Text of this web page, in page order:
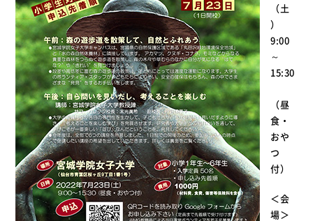
（土
）
9:00
～
15:30
（昼
食・
おや
つ
付）
＜会
場＞